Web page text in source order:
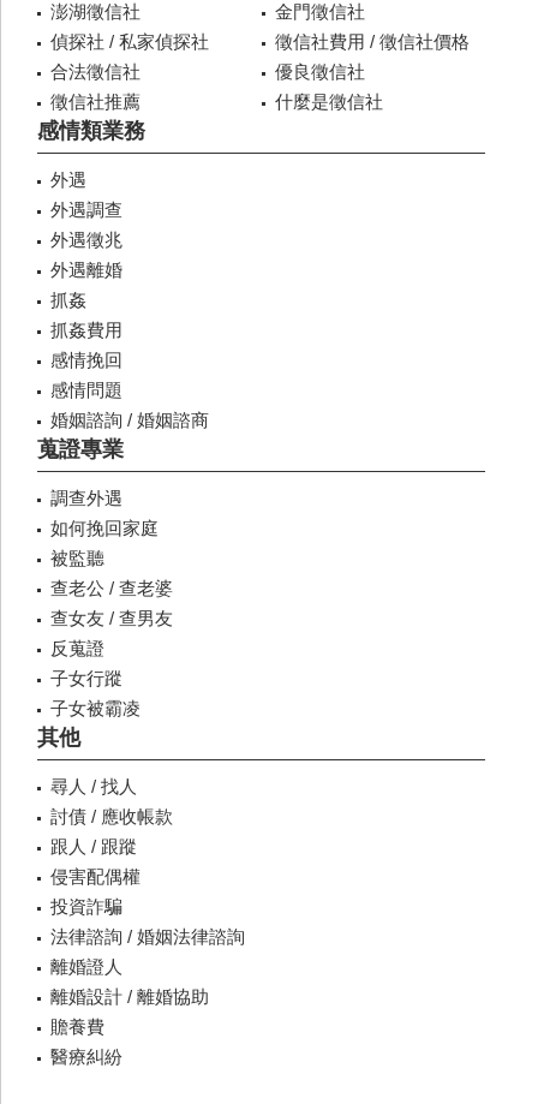
澎湖徵信社
金門徵信社
偵探社 / 私家偵探社
徵信社費用 / 徵信社價格
合法徵信社
優良徵信社
徵信社推薦
什麼是徵信社
感情類業務
外遇
外遇調查
外遇徵兆
外遇離婚
抓姦
抓姦費用
感情挽回
感情問題
婚姻諮詢 / 婚姻諮商
蒐證專業
調查外遇
如何挽回家庭
被監聽
查老公 / 查老婆
查女友 / 查男友
反蒐證
子女行蹤
子女被霸凌
其他
尋人 / 找人
討債 / 應收帳款
跟人 / 跟蹤
侵害配偶權
投資詐騙
法律諮詢 / 婚姻法律諮詢
離婚證人
離婚設計 / 離婚協助
贍養費
醫療糾紛